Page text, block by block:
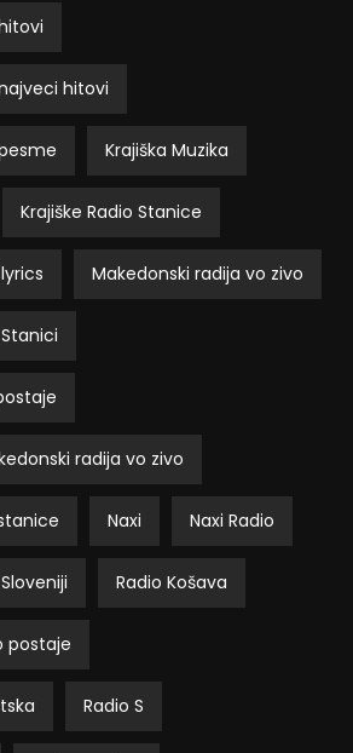
hitovi
Krajiška Muzika
Krajiške Radio Stanice
lyrics Makedonski radija vo zivo
radija vo zivo
Naxi Naxi Radio
Radio Košava
postaje
Radio S